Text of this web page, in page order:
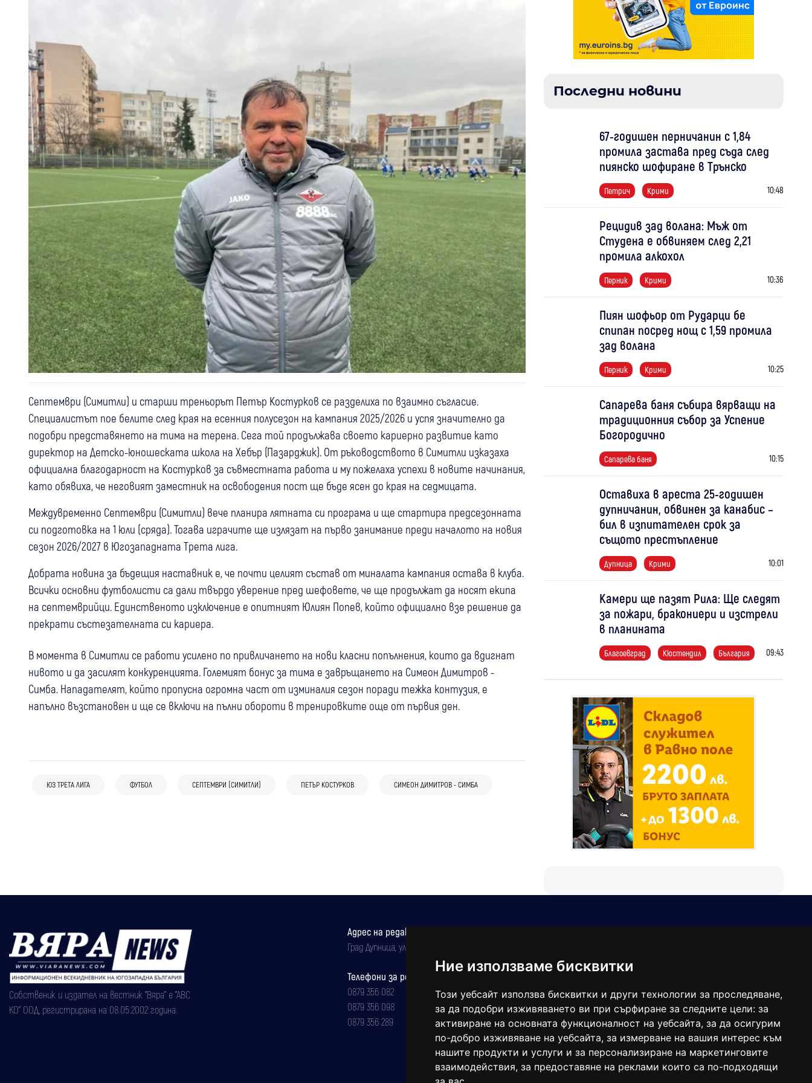
Ние използваме бисквитки
Този уебсайт използва бисквитки и други технологии за проследяване,
за да подобри изживяването ви при сърфиране за следните цели: за
активиране на основната функционалност на уебсайта, за да осигурим
по-добро изживяване на уебсайта, за измерване на вашия интерес към
нашите продукти и услуги и за персонализиране на маркетинговите
взаимодействия, за предоставяне на реклами които са по-подходящи
Септември (Симитли) и старши треньорът Петър Костурков се разделиха по взаимно съгласие.
Специалистът пое белите след края на есенния полусезон на кампания 2025/2026 и успя значително да
подобри представянето на тима на терена. Сега той продължава своето кариерно развитие като
директор на Детско-юношеската школа на Хебър (Пазарджик). От ръководството в Симитли изказаха
официална благодарност на Костурков за съвместната работа и му пожелаха успехи в новите начинания,
като обявиха, че неговият заместник на освободения пост ще бъде ясен до края на седмицата.
Междувременно Септември (Симитли) вече планира лятната си програма и ще стартира предсезонната
си подготовка на 1 юли (сряда). Тогава играчите ще излязат на първо занимание преди началото на новия
сезон 2026/2027 в Югозападната Трета лига.
Добрата новина за бъдещия наставник е, че почти целият състав от миналата кампания остава в клуба.
Всички основни футболисти са дали твърдо уверение пред шефовете, че ще продължат да носят екипа
на септемврийци. Единственото изключение е опитният Юлиян Попев, който официално взе решение да
прекрати състезателната си кариера.
В момента в Симитли се работи усилено по привличането на нови класни попълнения, които да вдигнат
нивото и да засилят конкуренцията. Големият бонус за тима е завръщането на Симеон Димитров -
Симба. Нападателят, който пропусна огромна част от изминалия сезон поради тежка контузия, е
напълно възстановен и ще се включи на пълни обороти в тренировките още от първия ден.
ЮЗ ТРЕТА ЛИГА ФУТБОЛ СЕПТЕМВРИ (СИМИТЛИ) ПЕТЪР КОСТУРКОВ СИМЕОН ДИМИТРОВ - СИМБА
Юношите на Банско с престижна
(Снимки)
(Снимки) Последно сбогом с Франко
легенди изпратиха капитана на Милан
11 гола в две контроли и силни заявки
Дубълът на ЦСКА разгроми Пирин с 3:0
Дупничанинът Иван Капитански
Перник Ихтиман Спорт 03 авг
Последни новини
67-годишен перничанин с 1,84
промила застава пред съда след
пиянско шофиране в Трънско
Петрич Крими 10:48
Рецидив зад волана: Мъж от
Студена е обвиняем след 2,21
промила алкохол
Перник Крими 10:36
Пиян шофьор от Рударци бе
спипан посред нощ с 1,59 промила
зад волана
Перник Крими 10:25
Сапарева баня събира вярващи на
традиционния събор за Успение
Богородично
Сапарева баня 10:15
Оставиха в ареста 25-годишен
дупничанин, обвинен за канабис –
бил в изпитателен срок за
същото престъпление
Дупница Крими 10:01
Камери ще пазят Рила: Ще следят
за пожари, бракониери и изстрели
в планината
Благоевград Кюстендил България 09:43
Собственик и издател на вестник "Вяра" е "АВС
КО" ООД, регистрирана на 08.05.2002 година.
Адрес на редакцията
Град Дупница, ул.''Христо Ботев" 43
Телефони за реклама и абонаменти
0879 356 082
0879 356 098
0879 356 289
balgarkanews@gmail.com